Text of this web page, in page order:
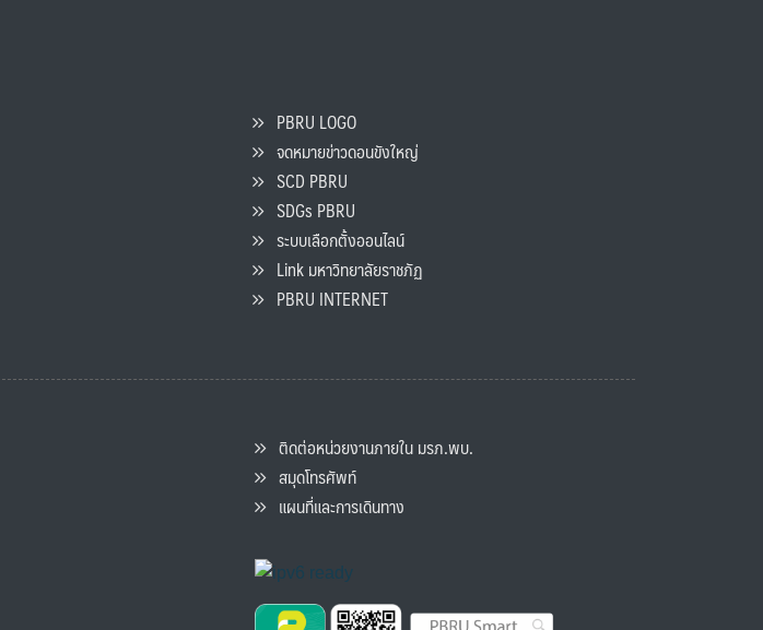
PBRU LOGO
จดหมายข่าวดอนขังใหญ่
SCD PBRU
SDGs PBRU
ระบบเลือกตั้งออนไลน์
Link มหาวิทยาลัยราชภัฏ
PBRU INTERNET
ติดต่อหน่วยงานภายใน มรภ.พบ.
สมุดโทรศัพท์
แผนที่และการเดินทาง